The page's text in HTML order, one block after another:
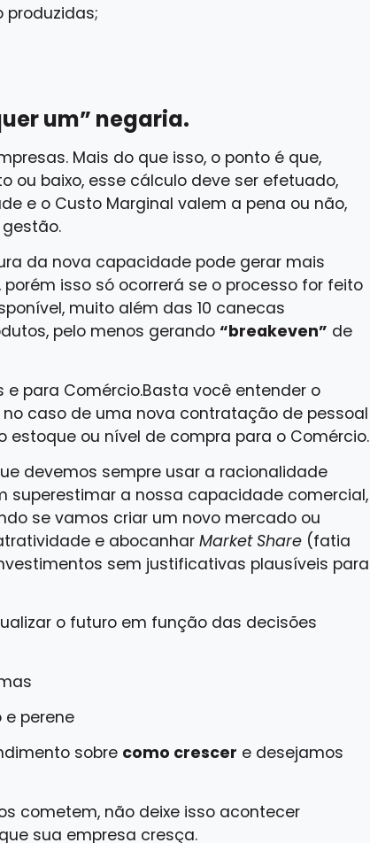
um” negaria.
Mais do que isso, o ponto é que,
ou baixo, esse cálculo deve ser efetuado,
e o Custo Marginal valem a pena ou não,
da nova capacidade pode gerar mais
isso só ocorrerá se o processo for feito
muito além das 10 canecas
pelo menos gerando“breakeven” de
e para Comércio.Basta você entender o
caso de uma nova contratação de pessoal
estoque ou nível de compra para o Comércio.
devemos sempre usar a racionalidade
superestimar a nossa capacidade comercial,
se vamos criar um novo mercado ou
e abocanharMarket Share (fatia
sem justificativas plausíveis para
o futuro em função das decisões
perene
sobre como crescer e desejamos
cometem, não deixe isso acontecer
sua empresa cresça.